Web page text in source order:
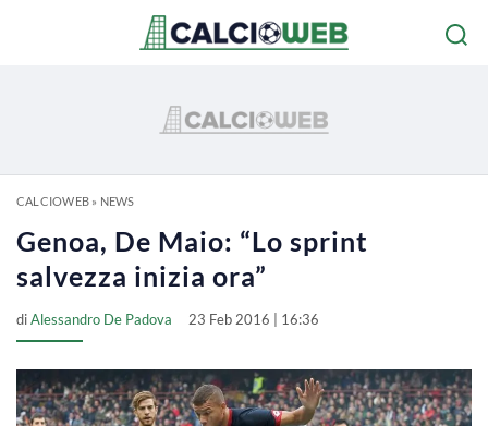
CALCIOWEB» NEWS
Genoa, De Maio: “Lo sprint
salvezza inizia ora”
diAlessandro De Padova 23 Feb 2016 | 16:36